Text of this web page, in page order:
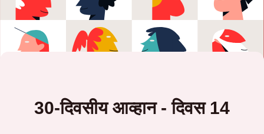
30-दिवसीय आव्हान - दिवस 14